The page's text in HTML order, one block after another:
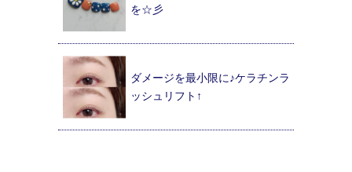
を☆彡
ダメージを最小限に♪ケラチンラ
ッシュリフト↑